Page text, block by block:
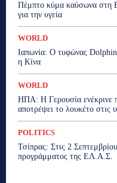
Πέμπτο κύμα καύσωνα στη
για την υγεία
WORLD
Ιαπωνία: Ο τυφώνας Dolphin
η Κίνα
WORLD
ΗΠΑ: Η Γερουσία ενέκρινε
αποτρέψει το λουκέτο στις
POLITICS
Τσίπρας: Στις 2
προγράμματος της ΕΛ.Α.Σ.